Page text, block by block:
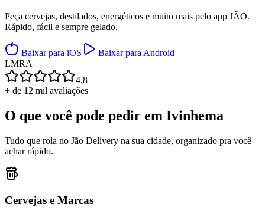
Peça cervejas, destilados, energéticos e muito mais pelo app JÃO.
Rápido, fácil e sempre gelado.
Baixar para iOS
Baixar para Android
LMRA
4,8
+ de 12 mil avaliações
O que você pode pedir em Ivinhema
Tudo que rola no Jão Delivery na sua cidade, organizado pra você
achar rápido.
Cervejas e Marcas